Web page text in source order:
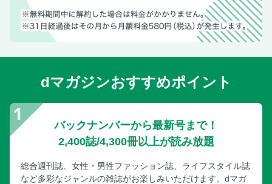
dマガジンおすすめポイント
バックナンバーから最新号まで！
2,400誌/4,300冊以上が読み放題
総合週刊誌、女性・男性ファッション誌、ライフスタイル誌
など多彩なジャンルの雑誌がお楽しみいただけます。dマガ